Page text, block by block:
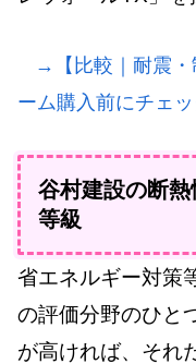
→【比較｜耐震・
ーム購入前にチェッ
谷村建設の断
等級
省エネルギー対策
の評価分野のひと
が高ければ、それ